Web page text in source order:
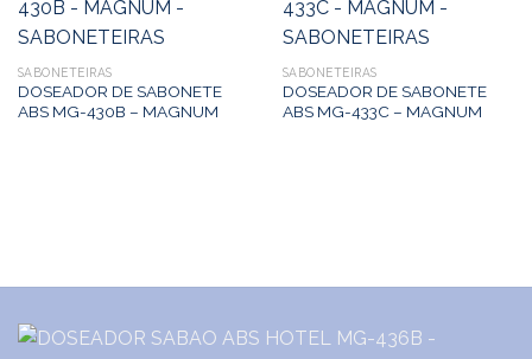
SABONETEIRAS
DOSEADOR DE SABONETE
ABS MG-430B – MAGNUM
SABONETEIRAS
DOSEADOR DE SABONETE
ABS MG-433C – MAGNUM